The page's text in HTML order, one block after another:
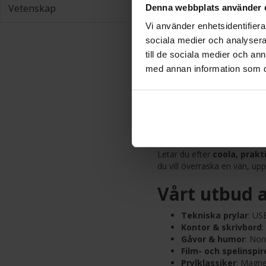
Denna webbplats använder
Vi använder
sociala medier och
till de sociala medier och
med annan information som
Vetenskap
Minicelle Knappbatteri
20 SEK
Coola
Letar du efter coola,
du vill överraska en vän,
Vårt utbud
Tekniska prylar:
Kontor & skrivbord
Gåvor & humor:
Film- och
Prylklassiker: